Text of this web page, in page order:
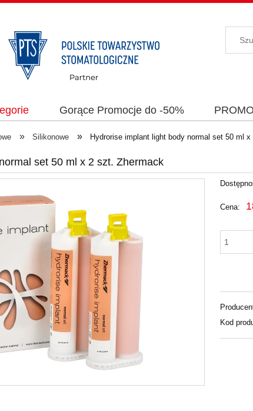
Gorące Promocje do -50%
» Silikonowe » Hydrorise implant light body normal set 50 ml
set 50 ml x 2 szt. Zhermack
Cena:
Kod